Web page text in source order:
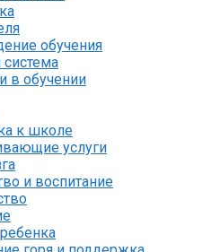
обучения
в обучении
к школе
услуги
и воспитание